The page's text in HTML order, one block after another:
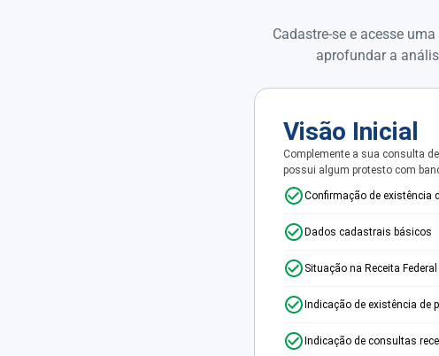
Cadastre-se e acesse
aprofundar a
Visão Inicial
Complemente a sua consulta
possui algum protesto com
Confirmação de existência
Dados cadastrais básicos
Situação na Receita Federal
Indicação de existência de
Indicação de consultas